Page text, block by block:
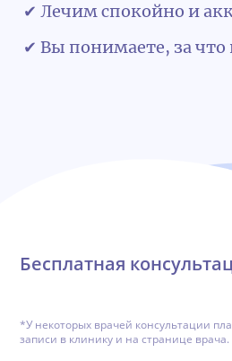
✔ Лечим спокойно и
✔ Вы понимаете, за что
Бесплатная
*У некоторых врачей консультации
записи в клинику и на странице врача.